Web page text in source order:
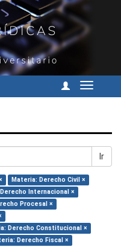
Cambiar
Ir
Materia: Derecho Civil ×
Internacional ×
Procesal ×
Derecho Constitucional ×
Derecho Fiscal ×